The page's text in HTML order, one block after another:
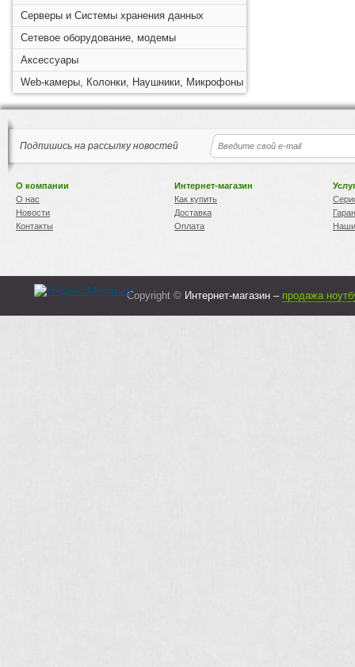
Серверы и Системы хранения данных
Сетевое оборудование, модемы
Аксессуары
Web-камеры, Колонки, Наушники, Микрофоны
Подпишись на рассылку новостей
О компании
О нас
Новости
Контакты
Интернет-магазин
Как купить
Доставка
Оплата
Copyright © Интернет-магазин – продажа